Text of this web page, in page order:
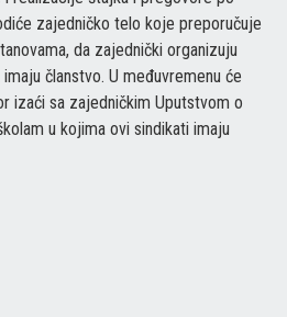
zajedničko telo koje preporučuje
da zajednički organizuju
članstvo. U međuvremenu će
izaći sa zajedničkim Uputstvom o
u kojima ovi sindikati imaju